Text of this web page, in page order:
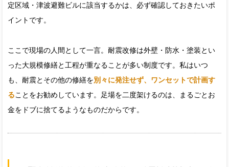
定区域・津波避難ビルに該当するかは、必ず確認しておきたいポ
イントです。
ここで現場の人間として一言。耐震改修は外壁・防水・塗装とい
った大規模修繕と工程が重なることが多い制度です。私はいつ
も、耐震とその他の修繕を別々に発注せず、ワンセットで計画す
ることをお勧めしています。足場を二度架けるのは、まるごとお
金をドブに捨てるようなものだからです。